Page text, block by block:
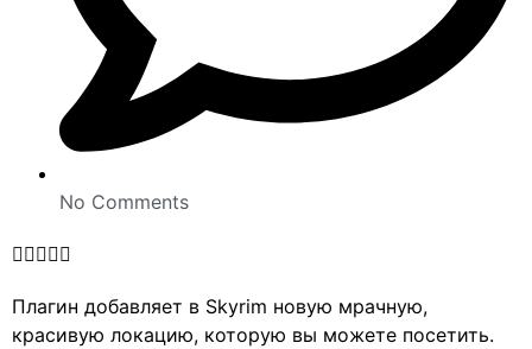
No Comments

Плагин добавляет в Skyrim новую мрачную,
красивую локацию, которую вы можете посетить.